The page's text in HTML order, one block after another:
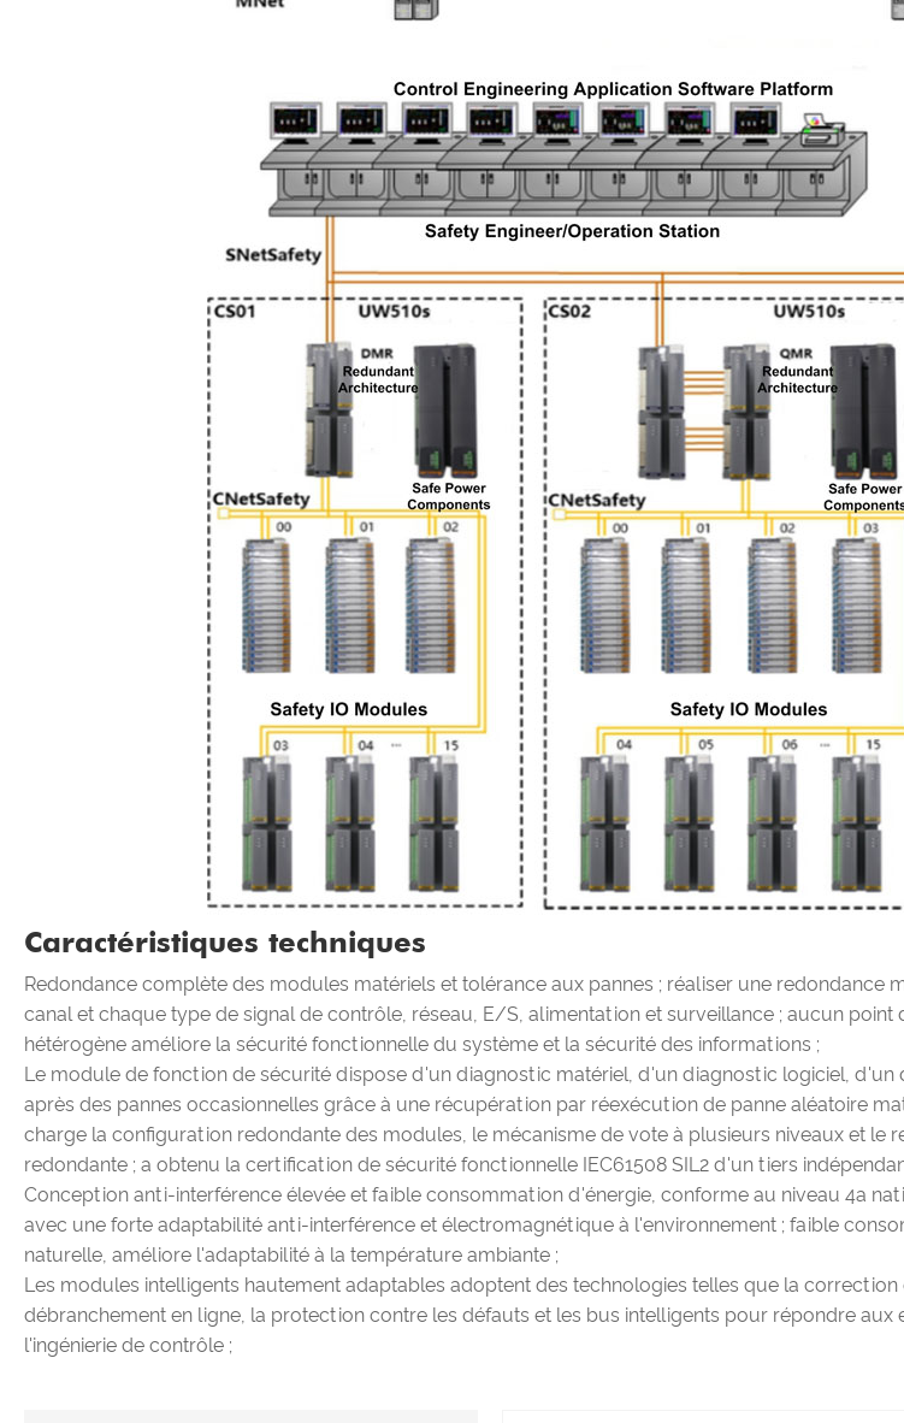
Caractéristiques techniques
Redondance complète des modules matériels et tolérance aux pannes ; réaliser une
canal et chaque type de signal de contrôle, réseau, E/S, alimentation et surveillance ; aucun
hétérogène améliore la sécurité fonctionnelle du système et la sécurité des informations ;
Le module de fonction de sécurité dispose d'un diagnostic matériel, d'un diagnostic logiciel,
après des pannes occasionnelles grâce à une récupération par réexécution de panne aléatoire
charge la configuration redondante des modules, le mécanisme de vote à plusieurs niveaux et
redondante ; a obtenu la certification de sécurité fonctionnelle IEC61508 SIL2 d'un tiers
Conception anti-interférence élevée et faible consommation d'énergie, conforme au niveau 4a
avec une forte adaptabilité anti-interférence et électromagnétique à l'environnement ; faible
naturelle, améliore l'adaptabilité à la température ambiante ;
Les modules intelligents hautement adaptables adoptent des technologies telles que la
débranchement en ligne, la protection contre les défauts et les bus intelligents pour répondre
l'ingénierie de contrôle ;